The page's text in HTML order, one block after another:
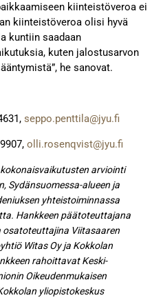
kiinteistöveroa ei
kiinteistöveroa olisi hyvä
kuntiin saadaan
kuten jalostusarvon
he sanovat.
seppo.penttila@jyu.fi
olli.rosenqvist@jyu.fi
arviointi
Sydänsuomessa-alueen ja
yhteistoiminnassa
Hankkeen päätoteuttajana
osatoteuttajina Viitasaaren
Witas Oy ja Kokkolan
rahoittavat Keski-
Oikeudenmukaisen
yliopistokeskus